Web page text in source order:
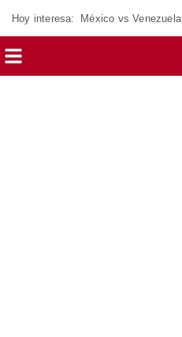
Hoy interesa: México vs Venezuela